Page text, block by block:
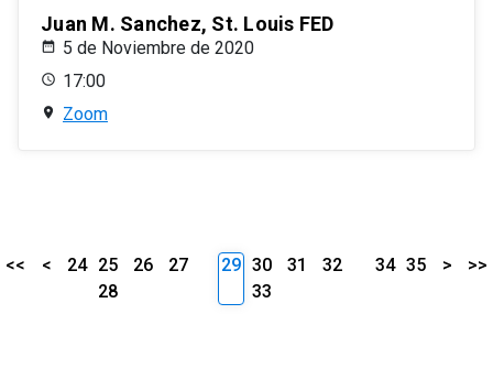
Juan M. Sanchez, St. Louis FED
5 de Noviembre de 2020
17:00
Zoom
<< < 24 25 26
27
28
29 30 31
32
33
34 35 > >>